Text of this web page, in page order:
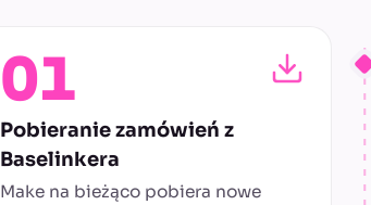
01
Pobieranie zamówień z
Baselinkera
Make na bieżąco pobiera nowe